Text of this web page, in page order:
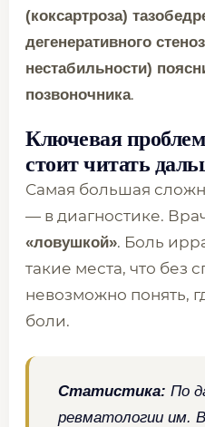
(коксартроза)
дегенеративного
нестабильности)
позвоночника.
Ключевая
стоит читать
Самая большая
— в диагностике.
«ловушкой». Боль
такие места, что без
невозможно понять,
боли.
Статистика: По
ревматологии им.